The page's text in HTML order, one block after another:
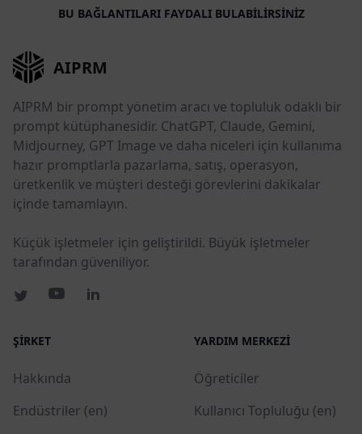
BU BAĞLANTILARI FAYDALI BULABILIRSINIZ
AIPRM
AIPRM bir prompt yönetim aracı ve topluluk odaklı bir
prompt kütüphanesidir. ChatGPT, Claude, Gemini,
Midjourney, GPT Image ve daha niceleri için kullanıma
hazır promptlarla pazarlama, satış, operasyon,
üretkenlik ve müşteri desteği görevlerini dakikalar
içinde tamamlayın.
Küçük işletmeler için geliştirildi. Büyük işletmeler
tarafından güveniliyor.
ŞIRKET
Hakkında
Endüstriler (en)
YARDIM MERKEZI
Öğreticiler
Kullanıcı Topluluğu (en)